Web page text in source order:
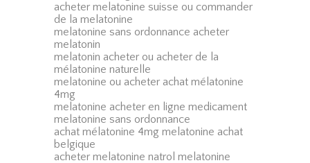
acheter melatonine suisse ou commander
de la melatonine
melatonine sans ordonnance acheter
melatonin
melatonin acheter ou acheter de la
mélatonine naturelle
melatonine ou acheter achat mélatonine
4mg
melatonine acheter en ligne medicament
melatonine sans ordonnance
achat mélatonine 4mg melatonine achat
belgique
acheter melatonine natrol melatonine